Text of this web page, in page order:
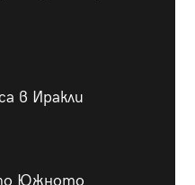
в Иракли
Южното